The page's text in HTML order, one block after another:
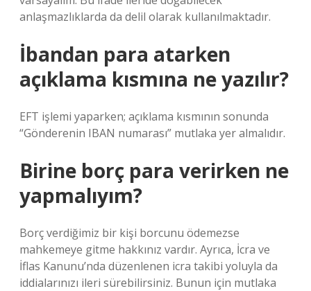
anlaşmazlıklarda da delil olarak kullanılmaktadır.
İbandan para atarken
açıklama kısmına ne yazılır?
EFT işlemi yaparken; açıklama kısmının sonunda
“Gönderenin IBAN numarası” mutlaka yer almalıdır.
Birine borç para verirken ne
yapmalıyım?
Borç verdiğimiz bir kişi borcunu ödemezse
mahkemeye gitme hakkınız vardır. Ayrıca, İcra ve
İflas Kanunu’nda düzenlenen icra takibi yoluyla da
iddialarınızı ileri sürebilirsiniz. Bunun için mutlaka